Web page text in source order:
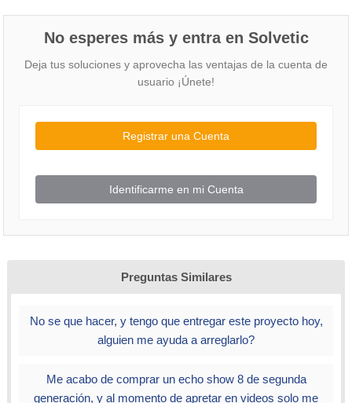
No esperes más y entra en Solvetic
Deja tus soluciones y aprovecha las ventajas de la cuenta de
usuario ¡Únete!
Registrar una Cuenta
Identificarme en mi Cuenta
Preguntas Similares
No se que hacer, y tengo que entregar este proyecto hoy,
alguien me ayuda a arreglarlo?
Me acabo de comprar un echo show 8 de segunda
generación, y al momento de apretar en videos solo me